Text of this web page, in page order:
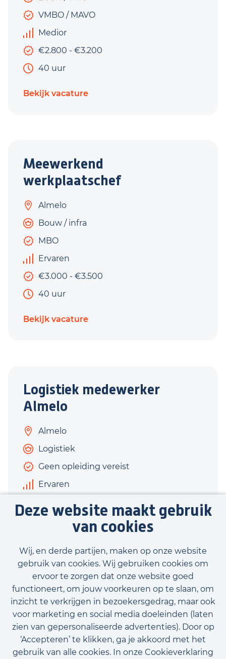
Deze website maakt gebruik
van cookies
Wij, en derde partijen, maken op onze website
gebruik van cookies. Wij gebruiken cookies om
ervoor te zorgen dat onze website goed
functioneert, om jouw voorkeuren op te slaan, om
inzicht te verkrijgen in bezoekersgedrag, maar ook
voor marketing en social media doeleinden (laten
zien van gepersonaliseerde advertenties). Door op
‘Accepteren’ te klikken, ga je akkoord met het
gebruik van alle cookies. In onze Cookieverklaring
VMBO / MAVO
Medior
€2.800 - €3.200
40 uur
Bekijk vacature
Meewerkend
werkplaatschef
Almelo
Bouw / infra
MBO
Ervaren
€3.000 - €3.500
40 uur
Bekijk vacature
Logistiek medewerker
Almelo
Almelo
Logistiek
Geen opleiding vereist
Ervaren
€3.000 - €3.200
Bekijk vacature
Bekijk onze beschikbare vacatures